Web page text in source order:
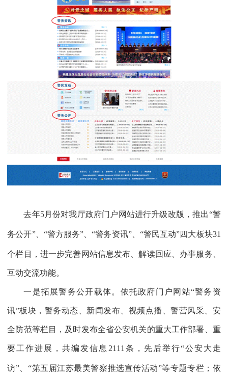
去年5月份对我厅政府门户网站进行升级改版，推出“警
务公开”、“警方服务”、“警务资讯”、“警民互动”四大板块31
个栏目，进一步完善网站信息发布、解读回应、办事服务、
互动交流功能。
一是拓展警务公开载体。依托政府门户网站“警务资
讯”板块，警务动态、新闻发布、视频点播、警营风采、安
全防范等栏目，及时发布全省公安机关的重大工作部署、重
要工作进展，共编发信息 2111 条，先后举行“公安大走
访”、“第五届江苏最美警察推选宣传活动”等专题专栏；依